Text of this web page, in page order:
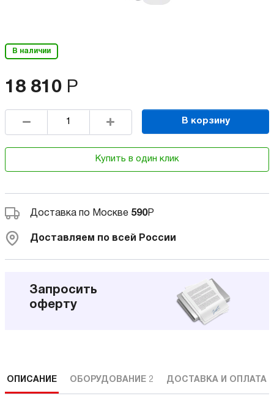
В наличии
18 810 Р
В корзину
Купить в один клик
Доставка по Москве 590Р
Доставляем по всей России
Запросить
оферту
ОПИСАНИЕ ОБОРУДОВАНИЕ 2 ДОСТАВКА И ОПЛАТА